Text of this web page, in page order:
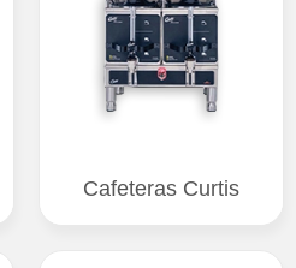
Cafeteras Curtis